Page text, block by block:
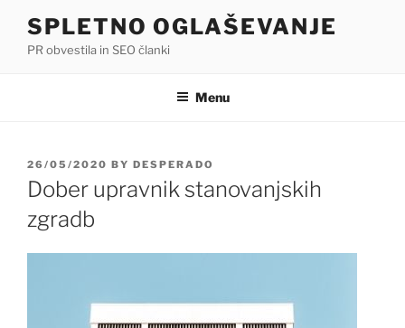
content
SPLETNO OGLAŠEVANJE
PR obvestila in SEO članki
Menu
POSTED
ON
26/05/2020 BY DESPERADO
Dober upravnik stanovanjskih
zgradb